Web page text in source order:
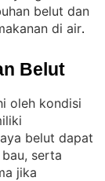
belut dan
di air.
Belut
oleh kondisi
belut dapat
serta
jika